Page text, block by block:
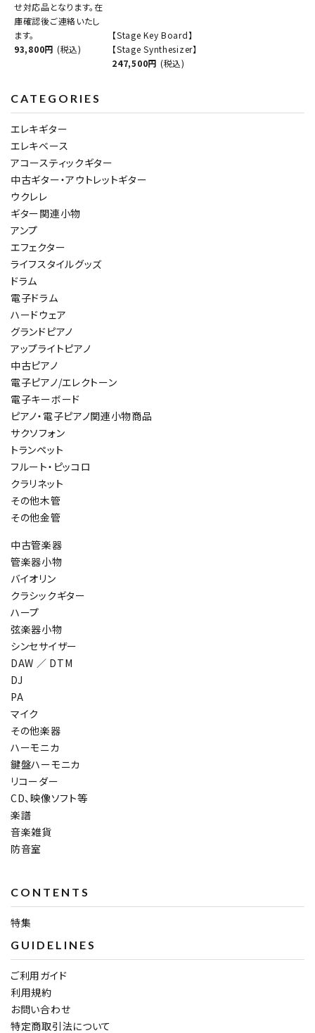
せ対応品となります。在
庫確認後ご連絡いたし
ます。
93,800円 (税込)
【Stage Key Board】
【Stage Synthesizer】
247,500円 (税込)
CATEGORIES
エレキギター
エレキベース
アコースティックギター
中古ギター・アウトレットギター
ウクレレ
ギター関連小物
アンプ
エフェクター
ライフスタイルグッズ
ドラム
電子ドラム
ハードウェア
グランドピアノ
アップライトピアノ
中古ピアノ
電子ピアノ/エレクトーン
電子キーボード
ピアノ・電子ピアノ関連小物商品
サクソフォン
トランペット
フルート・ピッコロ
クラリネット
その他木管
その他金管
中古管楽器
管楽器小物
バイオリン
クラシックギター
ハープ
弦楽器小物
シンセサイザー
DAW ／ DTM
DJ
PA
マイク
その他楽器
ハーモニカ
鍵盤ハーモニカ
リコーダー
CD、映像ソフト等
楽譜
音楽雑貨
防音室
CONTENTS
特集
GUIDELINES
ご利用ガイド
利用規約
お問い合わせ
特定商取引法について